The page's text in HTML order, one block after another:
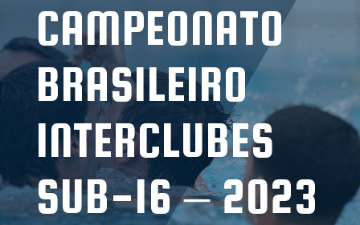
CAMPEONATO
BRASILEIRO
INTERCLUBES
SUB-16 – 2023